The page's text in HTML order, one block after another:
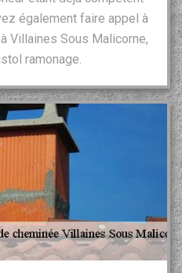
également faire appel à
Villaines Sous Malicorne,
ramonage.